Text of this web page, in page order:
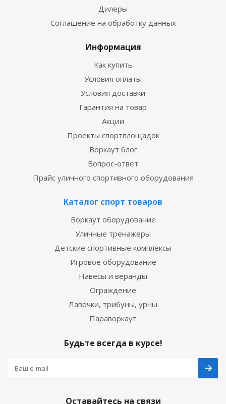
Дилеры
Соглашение на обработку данных
Информация
Как купить
Условия оплаты
Условия доставки
Гарантия на товар
Акции
Проекты спортплощадок
Воркаут блог
Вопрос-ответ
Прайс уличного спортивного оборудования
Каталог спорт товаров
Воркаут оборудование
Уличные тренажеры
Детские спортивные комплексы
Игровое оборудование
Навесы и веранды
Ограждение
Лавочки, трибуны, урны
Параворкаут
Будьте всегда в курсе!
Оставайтесь на связи